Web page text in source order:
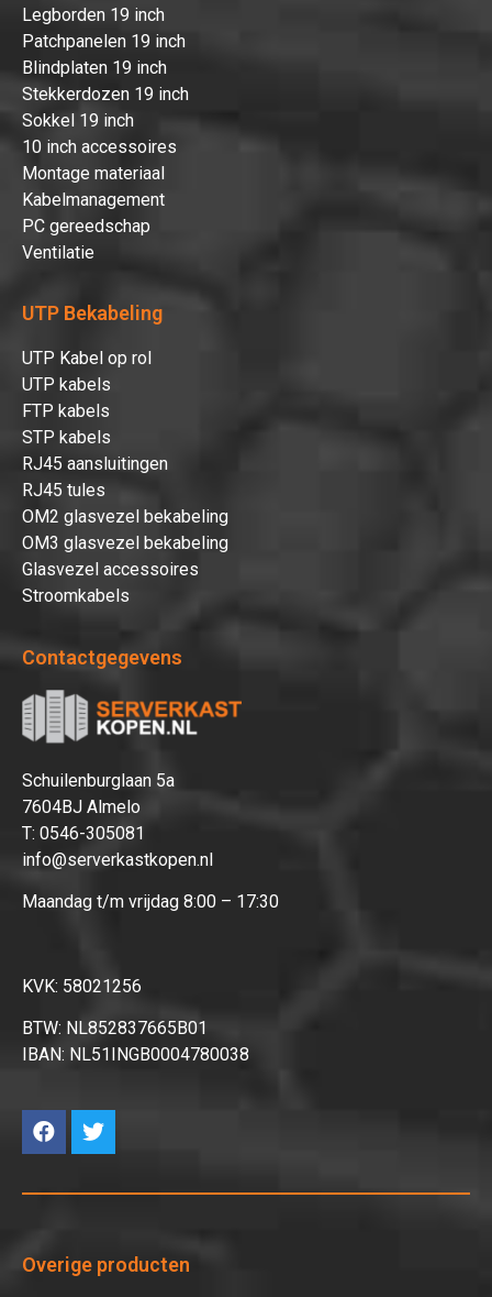
Legborden 19 inch
Patchpanelen 19 inch
Blindplaten 19 inch
Stekkerdozen 19 inch
Sokkel 19 inch
10 inch accessoires
Montage materiaal
Kabelmanagement
PC gereedschap
Ventilatie
UTP Bekabeling
UTP Kabel op rol
UTP kabels
FTP kabels
STP kabels
RJ45 aansluitingen
RJ45 tules
OM2 glasvezel bekabeling
OM3 glasvezel bekabeling
Glasvezel accessoires
Stroomkabels
Contactgegevens
Schuilenburglaan 5a
7604BJ Almelo
T: 0546-305081
info@serverkastkopen.nl
Maandag t/m vrijdag 8:00 – 17:30
KVK: 58021256
BTW: NL852837665B01
IBAN: NL51INGB0004780038
Overige producten